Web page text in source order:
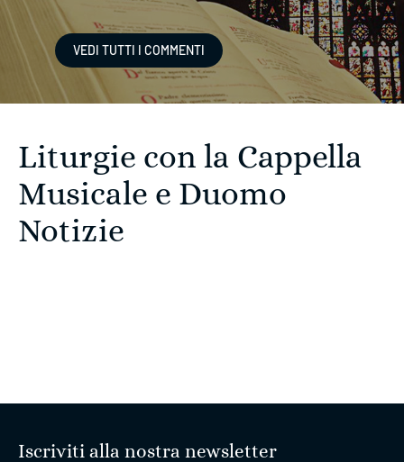
VEDI TUTTI I COMMENTI
Liturgie con la Cappella
Musicale e Duomo
Notizie
Liturgie con la
Musicale
Duomo Notizie
Iscriviti alla nostra newsletter